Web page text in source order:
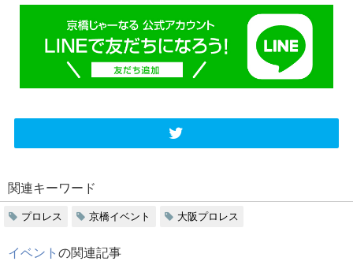
関連キーワード
プロレス 京橋イベント 大阪プロレス
イベント の関連記事